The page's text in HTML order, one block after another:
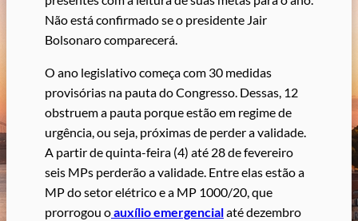
Não está confirmado se o presidente Jair
Bolsonaro comparecerá.
O ano legislativo começa com 30 medidas
provisórias na pauta do Congresso. Dessas, 12
obstruem a pauta porque estão em regime de
urgência, ou seja, próximas de perder a validade.
A partir de quinta-feira (4) até 28 de fevereiro
seis MPs perderão a validade. Entre elas estão a
MP do setor elétrico e a MP 1000/20, que
prorrogou oauxílio emergencialaté dezembro